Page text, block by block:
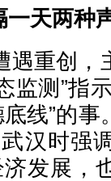
一天两种
遇重创，
监测”指
线”的
汉时强
发展，